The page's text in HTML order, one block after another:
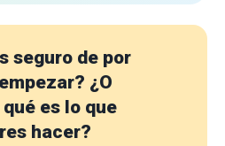
seguro de por
¿O
es lo que
hacer?